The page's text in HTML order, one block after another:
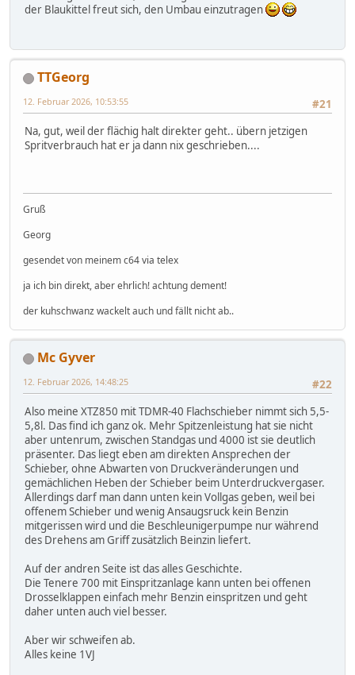
der Blaukittel freut sich, den Umbau einzutragen
TTGeorg
#21
12. Februar 2026, 10:53:55
Na, gut, weil der flächig halt direkter geht.. übern jetzigen
Spritverbrauch hat er ja dann nix geschrieben....
Gruß
Georg
gesendet von meinem c64 via telex
ja ich bin direkt, aber ehrlich! achtung dement!
der kuhschwanz wackelt auch und fällt nicht ab..
Mc Gyver
#22
12. Februar 2026, 14:48:25
Also meine XTZ850 mit TDMR-40 Flachschieber nimmt sich 5,5-
5,8l. Das find ich ganz ok. Mehr Spitzenleistung hat sie nicht
aber untenrum, zwischen Standgas und 4000 ist sie deutlich
präsenter. Das liegt eben am direkten Ansprechen der
Schieber, ohne Abwarten von Druckveränderungen und
gemächlichen Heben der Schieber beim Unterdruckvergaser.
Allerdings darf man dann unten kein Vollgas geben, weil bei
offenem Schieber und wenig Ansaugsruck kein Benzin
mitgerissen wird und die Beschleunigerpumpe nur während
des Drehens am Griff zusätzlich Beinzin liefert.
Auf der andren Seite ist das alles Geschichte.
Die Tenere 700 mit Einspritzanlage kann unten bei offenen
Drosselklappen einfach mehr Benzin einspritzen und geht
daher unten auch viel besser.
Aber wir schweifen ab.
Alles keine 1VJ